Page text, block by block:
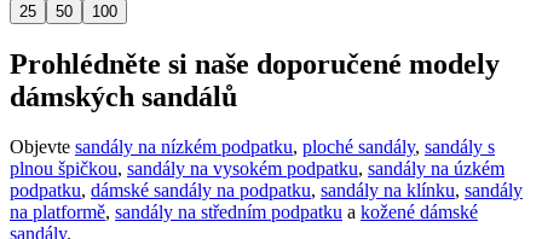
25 50 100
Prohlédněte si naše doporučené modely
dámských sandálů
Objevte sandály na nízkém podpatku, ploché sandály, sandály s
plnou špičkou, sandály na vysokém podpatku, sandály na úzkém
podpatku, dámské sandály na podpatku, sandály na klínku, sandály
na platformě, sandály na středním podpatku a kožené dámské
sandály.